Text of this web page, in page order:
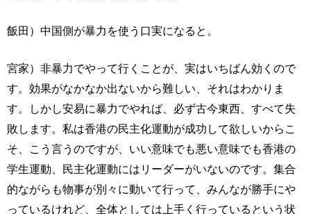
飯田）中国側が暴力を使う口実になると。
宮家）非暴力でやって行くことが、実はいちばん効くので
す。効果がなかなか出ないから難しい、それはわかりま
す。しかし安易に暴力でやれば、必ず古今東西、すべて失
敗します。私は香港の民主化運動が成功して欲しいからこ
そ、こう言うのですが、いい意味でも悪い意味でも香港の
学生運動、民主化運動にはリーダーがいないのです。集合
的ながらも物事が別々に動いて行って、みんなが勝手にや
っているけれど、全体としては上手く行っているという状